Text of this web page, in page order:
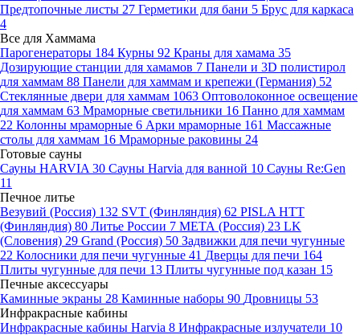
Предтопочные листы 27 Герметики для бани 5 Брус для каркаса
4
Все для Хаммама
Парогенераторы 184 Курны 92 Краны для хамама 35
Дозирующие станции для хамамов 7 Панели и 3D полистирол
для хаммам 88 Панели для хаммам и крепежи (Германия) 52
Стеклянные двери для хаммам 1063 Оптоволоконное освещение
для хаммам 63 Мраморные светильники 16 Панно для хаммам
22 Колонны мраморные 6 Арки мраморные 161 Массажные
столы для хаммам 16 Мраморные раковины 24
Готовые сауны
Сауны HARVIA 30 Сауны Harvia для ванной 10 Сауны Re:Gen
11
Печное литье
Везувий (Россия) 132 SVT (Финляндия) 62 PISLA HTT
(Финляндия) 80 Литье России 7 МЕТА (Россия) 23 LK
(Словения) 29 Grand (Россия) 50 Задвижки для печи чугунные
22 Колосники для печи чугунные 41 Дверцы для печи 164
Плиты чугунные для печи 13 Плиты чугунные под казан 15
Печные аксессуары
Каминные экраны 28 Каминные наборы 90 Дровницы 53
Инфракрасные кабины
Инфракрасные кабины Harvia 8 Инфракрасные излучатели 10